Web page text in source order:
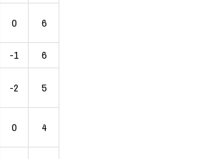
0 6
-1 6
-2 5
0 4